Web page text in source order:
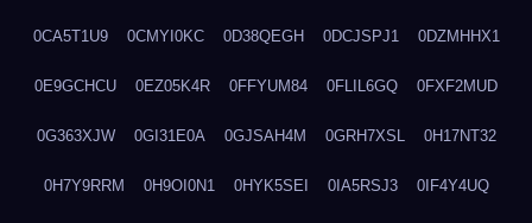
0CA5T1U9 0CMYI0KC 0D38QEGH 0DCJSPJ1 0DZMHHX1
0E9GCHCU 0EZ05K4R 0FFYUM84 0FLIL6GQ 0FXF2MUD
0G363XJW 0GI31E0A 0GJSAH4M 0GRH7XSL 0H17NT32
0H7Y9RRM 0H9OI0N1 0HYK5SEI 0IA5RSJ3 0IF4Y4UQ